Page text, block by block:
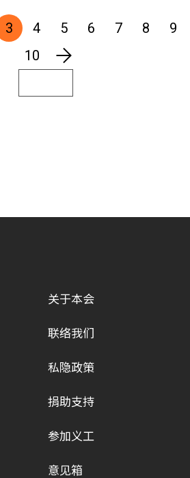
3 4 5 6 7 8
9
10
关于本会
联络我们
私隐政策
捐助支持
参加义工
意见箱